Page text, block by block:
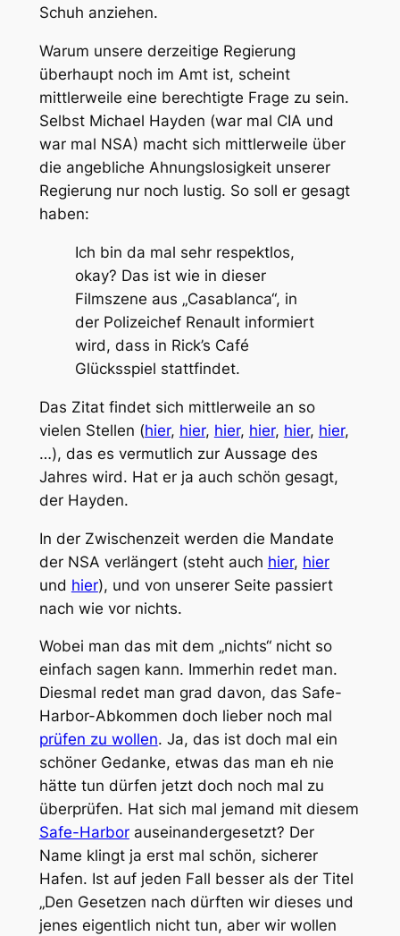
Schuh anziehen.
Warum unsere derzeitige Regierung
überhaupt noch im Amt ist, scheint
mittlerweile eine berechtigte Frage zu sein.
Selbst Michael Hayden (war mal CIA und
war mal NSA) macht sich mittlerweile über
die angebliche Ahnungslosigkeit unserer
Regierung nur noch lustig. So soll er gesagt
haben:
Ich bin da mal sehr respektlos,
okay? Das ist wie in dieser
Filmszene aus „Casablanca“, in
der Polizeichef Renault informiert
wird, dass in Rick’s Café
Glücksspiel stattfindet.
Das Zitat findet sich mittlerweile an so
vielen Stellen (hier, hier, hier, hier, hier, hier,
…), das es vermutlich zur Aussage des
Jahres wird. Hat er ja auch schön gesagt,
der Hayden.
In der Zwischenzeit werden die Mandate
der NSA verlängert (steht auch hier, hier
und hier), und von unserer Seite passiert
nach wie vor nichts.
Wobei man das mit dem „nichts“ nicht so
einfach sagen kann. Immerhin redet man.
Diesmal redet man grad davon, das Safe-
Harbor-Abkommen doch lieber noch mal
prüfen zu wollen. Ja, das ist doch mal ein
schöner Gedanke, etwas das man eh nie
hätte tun dürfen jetzt doch noch mal zu
überprüfen. Hat sich mal jemand mit diesem
Safe-Harborauseinandergesetzt? Der
Name klingt ja erst mal schön, sicherer
Hafen. Ist auf jeden Fall besser als der Titel
„Den Gesetzen nach dürften wir dieses und
jenes eigentlich nicht tun, aber wir wollen